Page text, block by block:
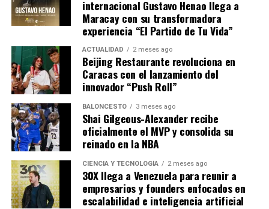
Compartir
Mejor Urban Track – “Una Aventura”
Mejor Álbum Urbano – “Stendhal” (Ozuna & Beéle)
Compartir
internacional Gustavo Henao llega a
Maracay con su transformadora
experiencia “El Partido de Tu Vida”
ACTUALIDAD 2 meses ago
Beijing Restaurante revoluciona en
Caracas con el lanzamiento del
innovador “Push Roll”
BALONCESTO 3 meses ago
Shai Gilgeous-Alexander recibe
oficialmente el MVP y consolida su
reinado en la NBA
CIENCIA Y TECNOLOGÍA 2 meses ago
30X llega a Venezuela para reunir a
empresarios y founders enfocados en
escalabilidad e inteligencia artificial